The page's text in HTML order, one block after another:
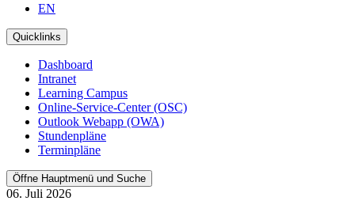
EN
Quicklinks
Dashboard
Intranet
Learning Campus
Online-Service-Center (OSC)
Outlook Webapp (OWA)
Stundenpläne
Terminpläne
Öffne Hauptmenü und Suche
06. Juli 2026